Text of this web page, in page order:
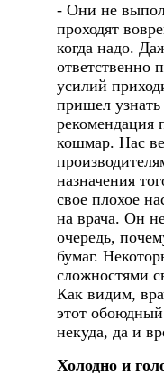
- Они не
проходят
когда надо.
ответственно
усилий
пришел узнать
рекомендация
кошмар. Нас
назначения
свое плохое
на врача. Он
очередь,
бумаг.
сложностями
Как видим,
этот
некуда, да и
Холодно и